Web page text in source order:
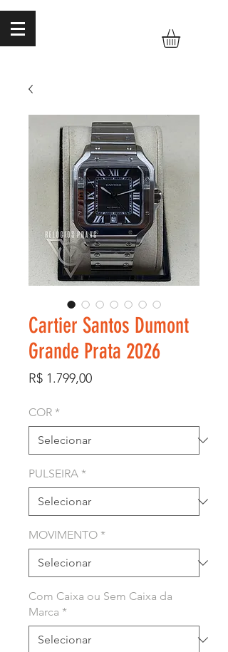
Cartier Santos Dumont
Grande Prata 2026
R$ 1.799,00Preço
COR *
PULSEIRA *
MOVIMENTO *
Com Caixa ou Sem Caixa da
Marca *